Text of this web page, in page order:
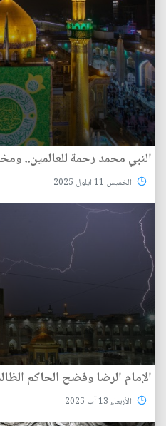
النبي محمد رحمة للعالمين..
الخميس 11 ايلول 2025
الإمام الرضا وفضح الحاكم
الأربعاء 13 آب 2025